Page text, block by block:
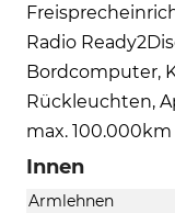
Radio
Bordcomputer,
Rückleuchten,
max.
Innen
Armlehnen